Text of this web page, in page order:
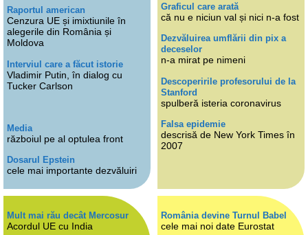
Raportul american
Cenzura UE și imixtiunile în
alegerile din România și
Moldova
Interviul care a făcut istorie
Vladimir Putin, în dialog cu
Tucker Carlson
Media
războiul pe al optulea front
Dosarul Epstein
cele mai importante dezvăluiri
Graficul care arată
că nu e niciun val și nici n-a fost
Dezvăluirea umflării din pix a
deceselor
n-a mirat pe nimeni
Descoperirile profesorului de la
Stanford
spulberă isteria coronavirus
Falsa epidemie
descrisă de New York Times în
2007
Mult mai rău decât Mercosur
Acordul UE cu India
România devine Turnul Babel
cele mai noi date Eurostat